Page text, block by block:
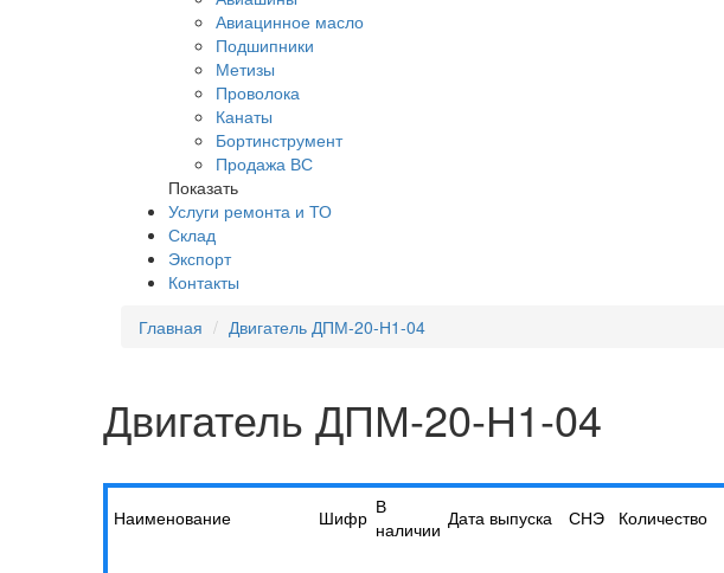
Авиацинное масло
Подшипники
Метизы
Проволока
Канаты
Бортинструмент
Продажа ВС
Показать
Услуги ремонта и ТО
Склад
Экспорт
Контакты
Главная
Двигатель ДПМ-20-Н1-04
Двигатель ДПМ-20-Н1-04
Наименование Шифр В
наличии Дата выпуска СНЭ Количество